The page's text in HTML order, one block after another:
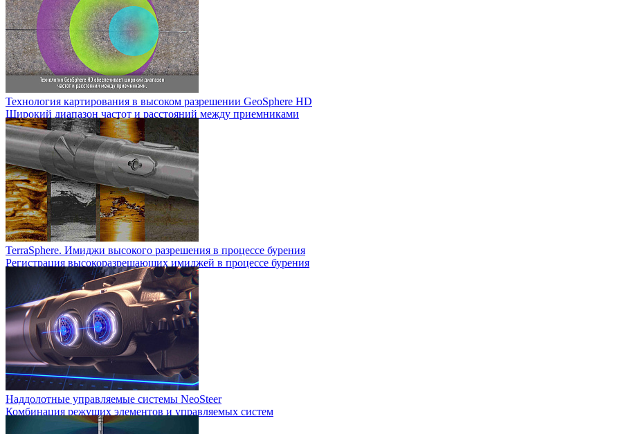
Технология картирования в высоком разрешении GeoSphere HD
Широкий диапазон частот и расстояний между приемниками
TerraSphere. Имиджи высокого разрешения в процессе бурения
Регистрация высокоразрешающих имиджей в процессе бурения
Наддолотные управляемые системы NeoSteer
Комбинация режущих элементов и управляемых систем